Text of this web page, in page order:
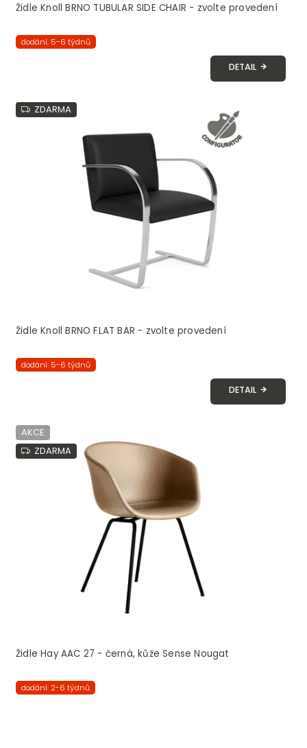
Židle Knoll BRNO TUBULAR SIDE CHAIR - zvolte provedení
dodání: 5-6 týdnů
DETAIL
ZDARMA
Židle Knoll BRNO FLAT BAR - zvolte provedení
dodání: 5-6 týdnů
DETAIL
AKCE
ZDARMA
Židle Hay AAC 27 - černá, kůže Sense Nougat
dodání: 2-6 týdnů